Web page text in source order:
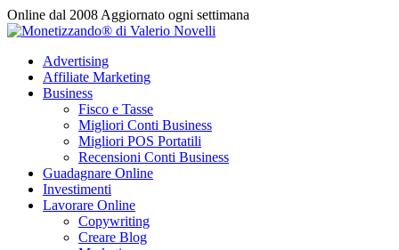
Vai
al
Online dal 2008 Aggiornato ogni settimana
Advertising
Affiliate Marketing
Business
Fisco e Tasse
Migliori Conti Business
Migliori POS Portatili
Recensioni Conti Business
Guadagnare Online
Investimenti
Lavorare Online
Copywriting
Creare Blog